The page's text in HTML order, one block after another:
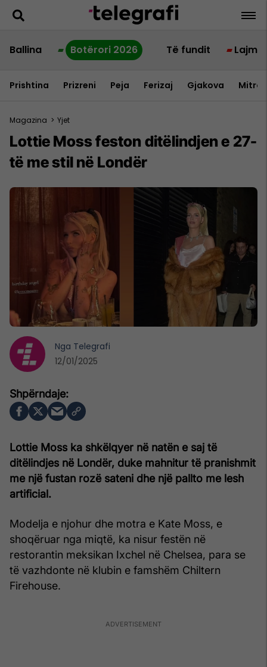
Ballina Botërori 2026 Të fundit Lajme
Prishtina Prizreni Peja Ferizaj Gjakova
Magazina > Yjet
Lottie Moss feston ditëlindjen e 27-
të me stil në Londër
Lottie Moss ka shkëlqyer në natën e saj të
ditëlindjes në Londër, duke mahnitur të pranishmit
me një fustan rozë sateni dhe një pallto me lesh
artificial.
Modelja e njohur dhe motra e Kate Moss, e
shoqëruar nga miqtë, ka nisur festën në
restorantin meksikan Ixchel në Chelsea, para se
të vazhdonte në klubin e famshëm Chiltern
Firehouse.
Nga Telegrafi
12/01/2025